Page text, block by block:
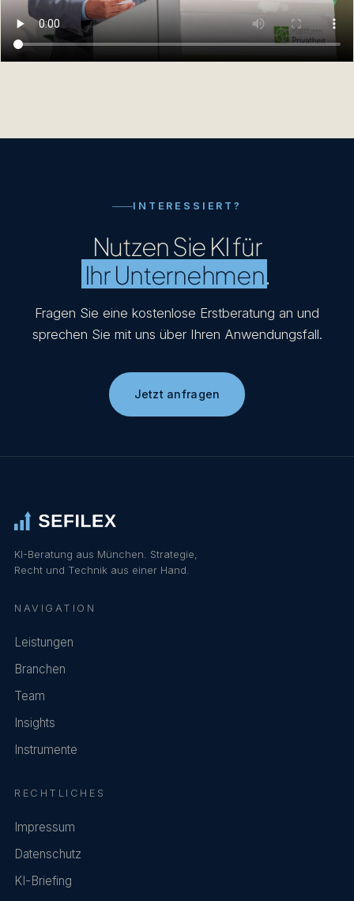
INTERESSIERT?
Nutzen Sie KI für
Ihr Unternehmen.
Fragen Sie eine kostenlose Erstberatung an und
sprechen Sie mit uns über Ihren Anwendungsfall.
Jetzt anfragen
KI-Beratung aus München. Strategie,
Recht und Technik aus einer Hand.
NAVIGATION
Leistungen
Branchen
Team
Insights
Instrumente
RECHTLICHES
Impressum
Datenschutz
KI-Briefing